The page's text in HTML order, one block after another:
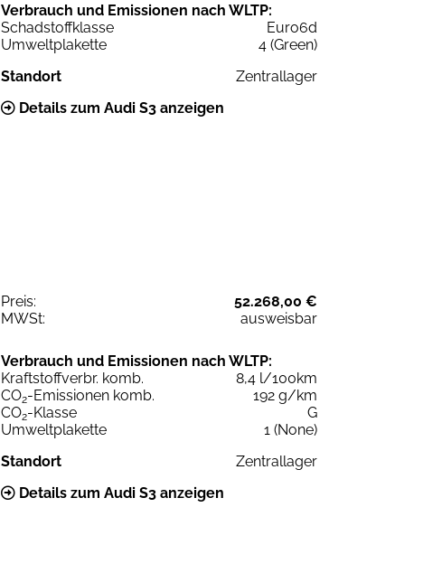
Verbrauch und Emissionen nach WLTP:
Schadstoffklasse
Euro6d
Umweltplakette
4 (Green)
Standort
Zentrallager
Details zum Audi S3 anzeigen
Preis:
52.268,00 €
MWSt:
ausweisbar
Verbrauch und Emissionen nach WLTP:
Kraftstoffverbr. komb.
8,4 l/100km
CO2-Emissionen komb.
192 g/km
CO2-Klasse
G
Umweltplakette
1 (None)
Standort
Zentrallager
Details zum Audi S3 anzeigen